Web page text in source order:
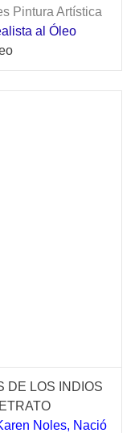
Pintura Artística
al Óleo
DE LOS INDIOS
Noles, Nació